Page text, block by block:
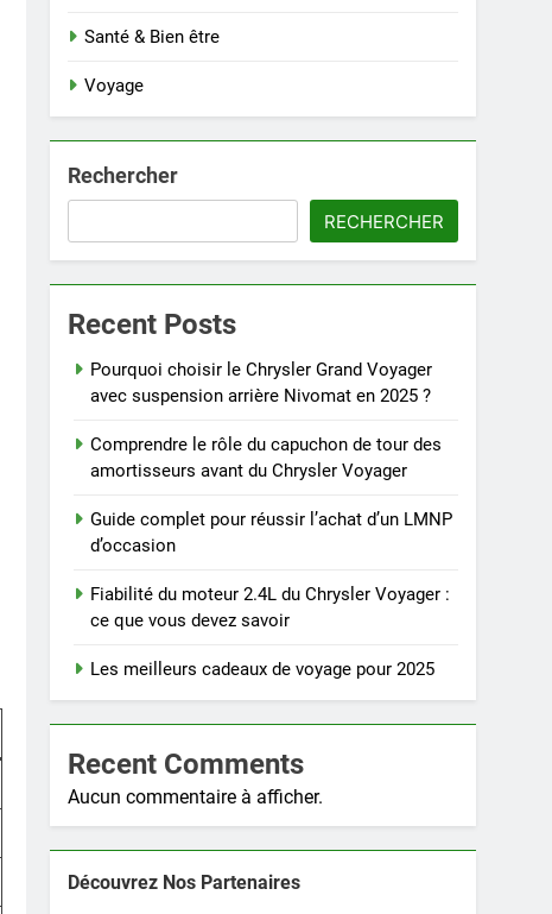
Santé & Bien être
Voyage
Rechercher
RECHERCHER
Recent Posts
Pourquoi choisir le Chrysler Grand Voyager
avec suspension arrière Nivomat en 2025 ?
Comprendre le rôle du capuchon de tour des
amortisseurs avant du Chrysler Voyager
Guide complet pour réussir l’achat d’un LMNP
d’occasion
Fiabilité du moteur 2.4L du Chrysler Voyager :
ce que vous devez savoir
Les meilleurs cadeaux de voyage pour 2025
Recent Comments
Aucun commentaire à afficher.
Découvrez Nos Partenaires